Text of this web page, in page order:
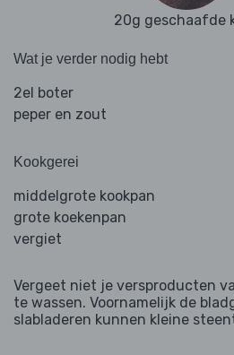
20g geschaafde
Wat je verder nodig hebt
2el boter
peper en zout
Kookgerei
middelgrote kookpan
grote koekenpan
vergiet
Vergeet niet je versproducten
te wassen. Voornamelijk de
slabladeren kunnen kleine